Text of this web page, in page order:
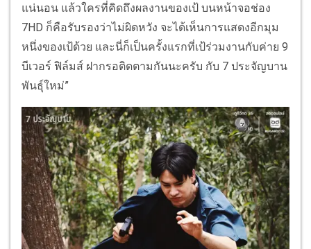
แน่นอน แล้วใครที่คิดถึงผลงานของเป้ บนหน้าจอช่อง
7HD ก็คือรับรองว่าไม่ผิดหวัง จะได้เห็นการแสดงอีกมุม
หนึ่งของเป้ด้วย และนี่ก็เป็นครั้งแรกที่เป้ร่วมงานกับค่าย 9
บีเวอร์ ฟิล์มส์ ฝากรอติดตามกันนะครับ กับ 7 ประจัญบาน
พันธุ์ใหม่”